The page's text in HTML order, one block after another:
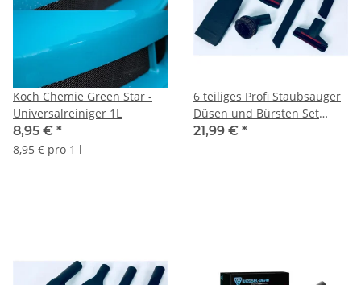
Koch Chemie Green Star -
Universalreiniger 1L
8,95 € *
8,95 € pro 1 l
6 teiliges Profi Staubsauger
Düsen und Bürsten Set
35mm Polsterdüse
21,99 € *